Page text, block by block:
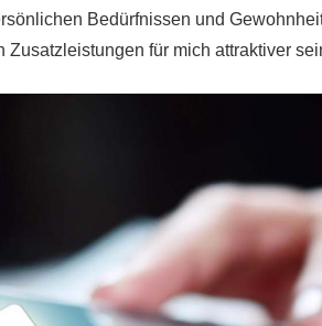
Bedürfnissen und
Zusatzleistungen für mich attraktiver